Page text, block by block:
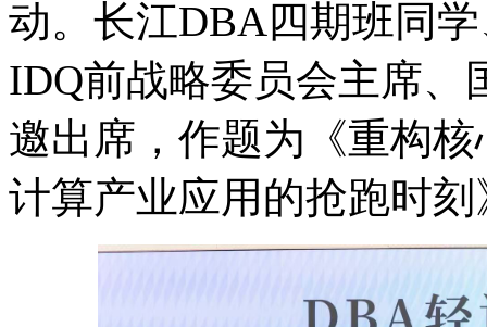
动。长江DBA四期班同
IDQ前战略委员会主席、
邀出席，作题为《重构
计算产业应用的抢跑时